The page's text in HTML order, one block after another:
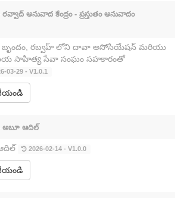
రవ్వాద్ అనువాద కేంద్రం - ప్రస్తుతం అనువాదం
బృందం, రబ్వహ్ లోని దావా అసోసియేషన్ మరియు
సాహిత్య సేవా సంఘం సహకారంతో
03-29 - V1.0.1
అబూ ఆదిల్
2026-02-14 - V1.0.0